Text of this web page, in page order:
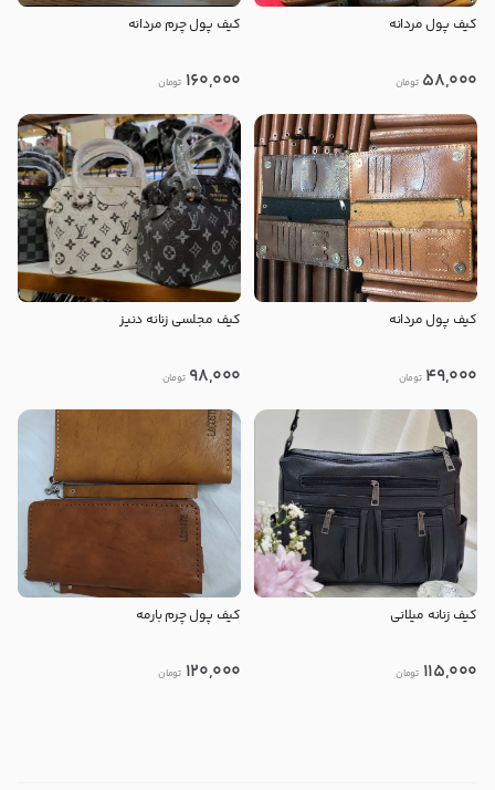
کیف پول مردانه
58,000 تومان
کیف پول چرم مردانه
160,000 تومان
کیف پول مردانه
49,000 تومان
کیف مجلسی زنانه دنیز
98,000 تومان
کیف زنانه میلانی
115,000 تومان
کیف پول چرم بارمه
120,000 تومان